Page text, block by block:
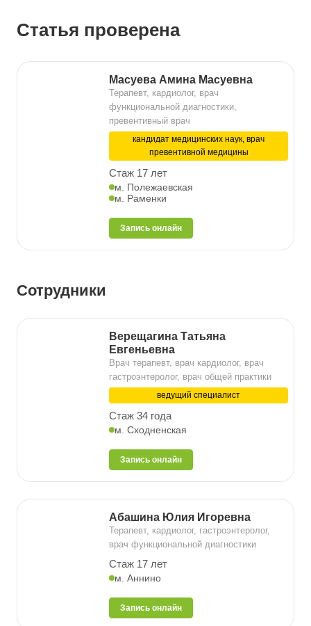
Статья проверена
Масуева Амина Масуевна
Терапевт, кардиолог, врач
функциональной диагностики,
превентивный врач
кандидат медицинских наук, врач
превентивной медицины
Стаж 17 лет
м. Полежаевская
м. Раменки
Запись онлайн
Сотрудники
Верещагина Татьяна
Евгеньевна
Врач терапевт, врач кардиолог, врач
гастроэнтеролог, врач общей практики
ведущий специалист
Стаж 34 года
м. Сходненская
Запись онлайн
Абашина Юлия Игоревна
Терапевт, кардиолог, гастроэнтеролог,
врач функциональной диагностики
Стаж 17 лет
м. Аннино
Запись онлайн